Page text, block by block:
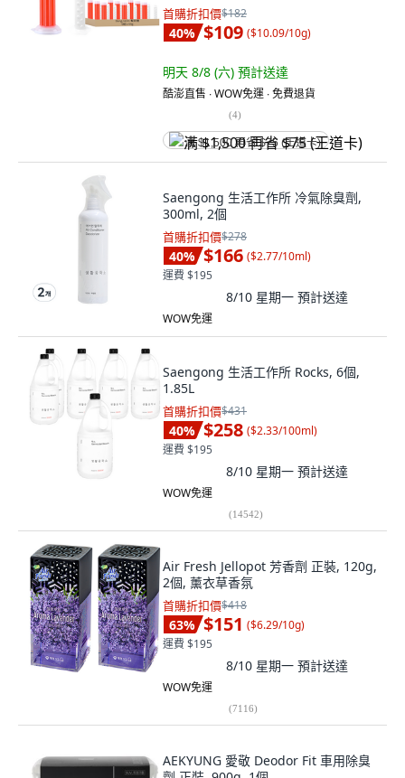
首購折扣價$182
40% $109 ($10.09/10g)
明天 8/8 (六) 預計送達
酷澎直售 ∙ WOW免運 ∙ 免費退貨
(4)
满 $1,500 再省 $75 (王道卡)
Saengong 生活工作所 冷氣除臭劑,
300ml, 2個
首購折扣價$278
40% $166 ($2.77/10ml)
運費 $195
8/10 星期一 預計送達
WOW免運
Saengong 生活工作所 Rocks, 6個,
1.85L
首購折扣價$431
40% $258 ($2.33/100ml)
運費 $195
8/10 星期一 預計送達
WOW免運
(14542)
Air Fresh Jellopot 芳香劑 正裝, 120g,
2個, 薰衣草香氛
首購折扣價$418
63% $151 ($6.29/10g)
運費 $195
8/10 星期一 預計送達
WOW免運
(7116)
AEKYUNG 愛敬 Deodor Fit 車用除臭